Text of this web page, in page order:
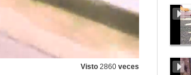
Visto 2860 veces